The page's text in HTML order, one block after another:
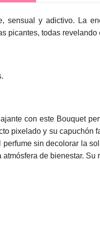
sensual y adictivo. La
picantes, todas
con este Bouquet
pixelado y su
sin decolorar la
de bienestar.